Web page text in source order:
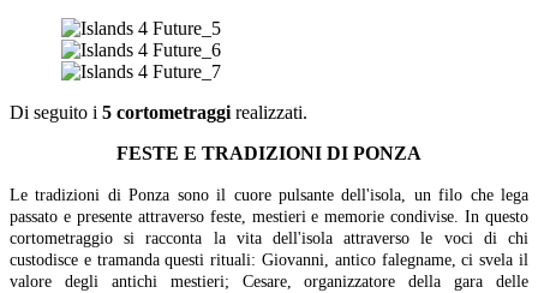
Di seguito i 5 cortometraggi realizzati.
FESTE E TRADIZIONI DI PONZA
Le tradizioni di Ponza sono il cuore pulsante dell'isola, un filo che lega
passato e presente attraverso feste, mestieri e memorie condivise. In questo
cortometraggio si racconta la vita dell'isola attraverso le voci di chi
custodisce e tramanda questi rituali: Giovanni, antico falegname, ci svela il
valore degli antichi mestieri; Cesare, organizzatore della gara delle